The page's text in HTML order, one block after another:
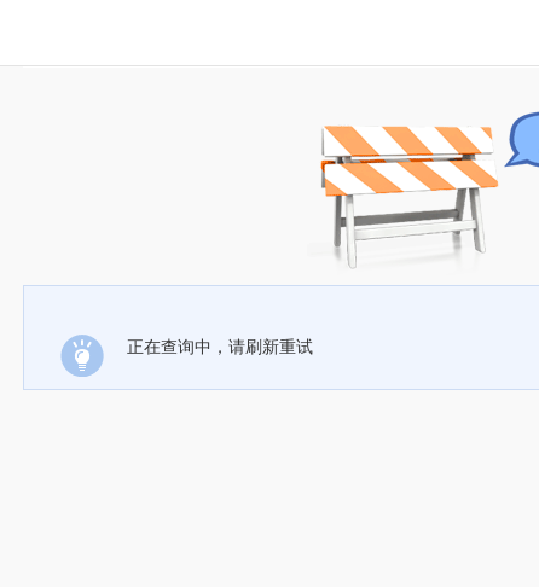
正在查询中，请刷新重试